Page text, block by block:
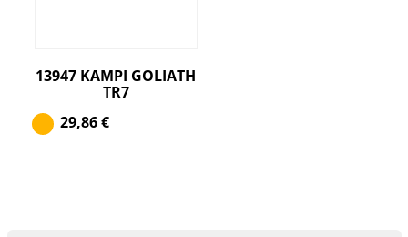
13947 KAMPI GOLIATH
TR7
29,86€